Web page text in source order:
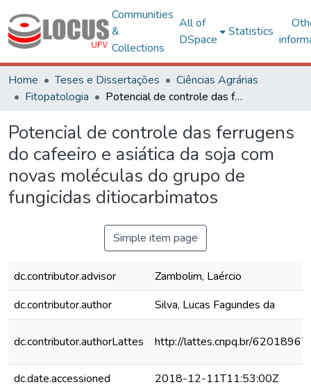
Communities
&
Collections
All of
DSpace
Statistics
Home Teses e Dissertações
Ciências Agrárias
Fitopatologia
Potencial de controle das ferrugens do cafeeiro e asiática da soja com novas moléculas do grupo de fungicidas ditiocarbimatos
Potencial de controle das ferrugens
do cafeeiro e asiática da soja com
novas moléculas do grupo de
fungicidas ditiocarbimatos
Simple item page
dc.contributor.advisor
Zambolim, Laércio
dc.contributor.author
Silva, Lucas Fagundes da
dc.contributor.authorLattes http://lattes.cnpq.br/
dc.date.accessioned
2018-12-11T11:53:00Z